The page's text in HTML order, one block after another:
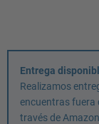
Entrega
Realizamos
encuentras fuera
través de